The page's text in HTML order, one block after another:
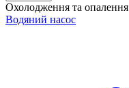
Охолодження та опалення
Водяний насос